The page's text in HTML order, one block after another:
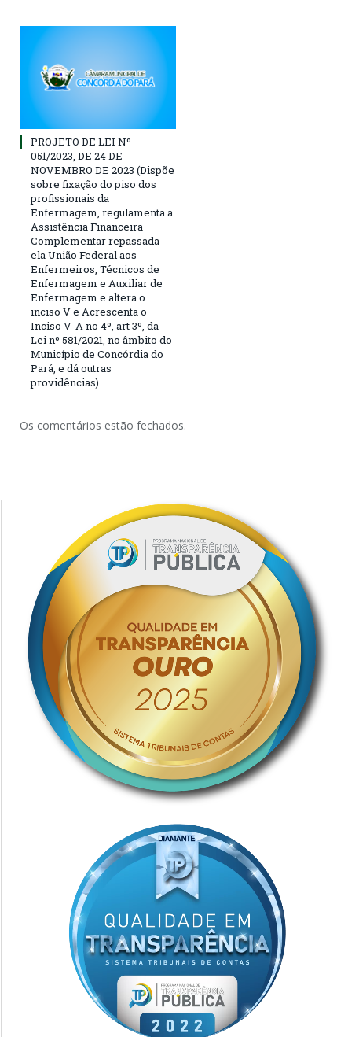
PROJETO DE LEI Nº
051/2023, DE 24 DE
NOVEMBRO DE 2023 (Dispõe
sobre fixação do piso dos
profissionais da
Enfermagem, regulamenta a
Assistência Financeira
Complementar repassada
ela União Federal aos
Enfermeiros, Técnicos de
Enfermagem e Auxiliar de
Enfermagem e altera o
inciso V e Acrescenta o
Inciso V-A no 4º, art 3º, da
Lei nº 581/2021, no âmbito do
Município de Concórdia do
Pará, e dá outras
providências)
Os comentários estão fechados.